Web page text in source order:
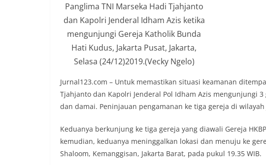
Panglima TNI Marseka Hadi Tjahjanto
dan Kapolri Jenderal Idham Azis ketika
mengunjungi Gereja Katholik Bunda
Hati Kudus, Jakarta Pusat, Jakarta,
Selasa (24/12)2019.(Vecky Ngelo)
Jurnal123.com – Untuk memastikan situasi keamanan
Tjahjanto dan Kapolri Jenderal Pol Idham Azis mengunjungi
dan damai. Peninjauan pengamanan ke tiga gereja di wilayah
Keduanya berkunjung ke tiga gereja yang diawali Gereja
kemudian, keduanya meninggalkan lokasi dan menuju ke
Shaloom, Kemanggisan, Jakarta Barat, pada pukul 19.35 WIB.